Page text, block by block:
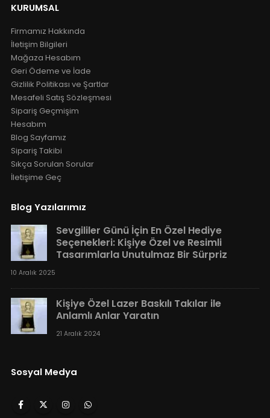
KURUMSAL
Firmamız Hakkında
İletişim Bilgileri
Mağaza Hesabım
Geri Ödeme ve İade
Gizlilik Politikası ve Şartlar
Mesafeli Satış Sözleşmesi
Sipariş Geçmişim
Hesabım
Blog Sayfamız
Sipariş Takibi
Sıkça Sorulan Sorular
İletişime Geç
Blog Yazılarımız
Sevgililer Günü İçin En Özel Hediye
Seçenekleri: Kişiye Özel ve Resimli
Tasarımlarla Unutulmaz Bir Sürpriz
10 Aralık 2025
Kişiye Özel Lazer Baskılı Takılar ile
Anlamlı Anlar Yaratın
21 Aralık 2024
Sosyal Medya